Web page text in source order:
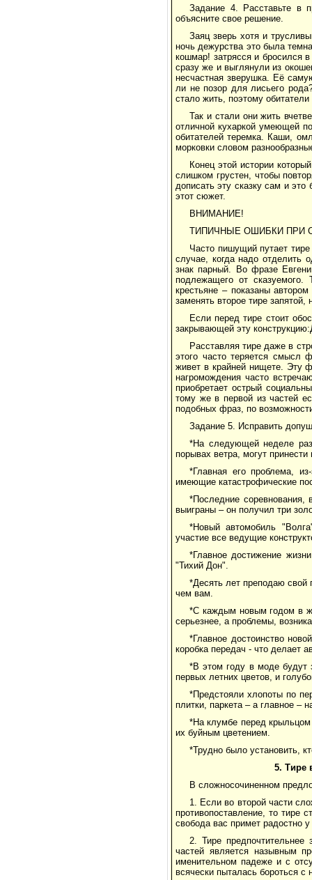
Задание 4. Расставьте в
объясните свое решение.
Заяц зверь хотя и
ночь дежурства это была
кошмар! затрясся и бросился
сразу же и выглянули из
несчастная зверушка. Её
ли не позор для лисьего
стало жить, поэтому
Так и стали они жить
отличной кухаркой умеющей
обитателей теремка. Каши,
морковки словом
Конец этой истории
слишком грустен, чтобы
дописать эту сказку сам и
этот сюжет.
ВНИМАНИЕ!
ТИПИЧНЫЕ ОШИБКИ ПРИ
Часто пишущий путает
случае, когда надо отделить
знак парный. Во фразе
подлежащего от сказуемого.
крестьяне – показаны
заменять второе тире запятой,
Если перед тире стоит
закрывающей эту
Расставляя тире даже в
этого часто теряется смысл
живет в крайней нищете. Эту
нагромождения часто
приобретает острый
тому же в первой из частей
подобных фраз, по
Задание 5. Исправить
*На следующей неделе
порывах ветра, могут
*Главная его проблема,
имеющие катастрофические
*Последние соревнования,
выиграны – он получил три
*Новый автомобиль
участие все ведущие
*Главное достижение
"Тихий Дон".
*Десять лет преподаю
чем вам.
*С каждым новым годом в
серьезнее, а проблемы,
*Главное достоинство
коробка передач - что делает
*В этом году в моде будут
первых летних цветов, и
*Предстояли хлопоты по
плитки, паркета – а главное
*На клумбе перед
их буйным цветением.
*Трудно было установить,
5. Тире
В сложносочиненном
1. Если во второй части
противопоставление, то тире
свобода вас примет радостно
2. Тире
частей является назывным
именительном падеже и с
всячески пыталась бороться